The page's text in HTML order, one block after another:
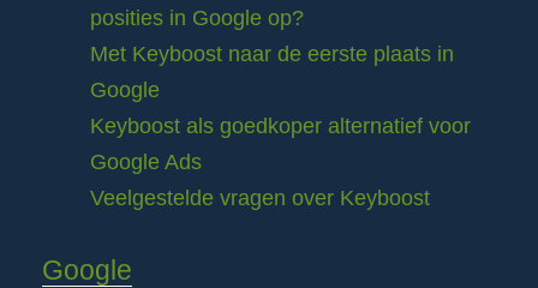
posities in Google op?
Met Keyboost naar de eerste plaats in
Google
Keyboost als goedkoper alternatief voor
Google Ads
Veelgestelde vragen over Keyboost
Google